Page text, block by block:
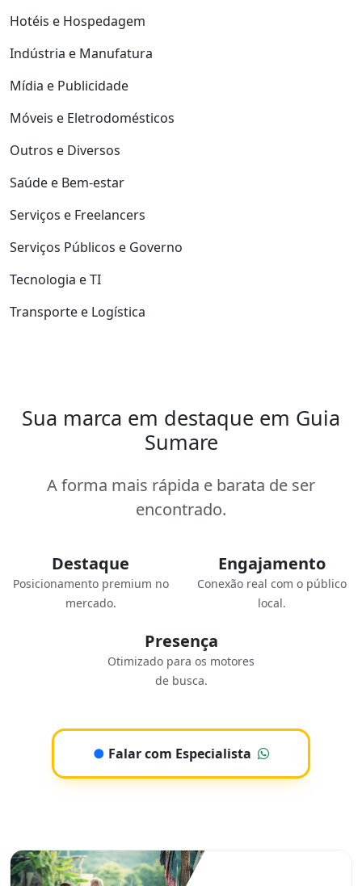
Hotéis e Hospedagem
Indústria e Manufatura
Mídia e Publicidade
Móveis e Eletrodomésticos
Outros e Diversos
Saúde e Bem-estar
Serviços e Freelancers
Serviços Públicos e Governo
Tecnologia e TI
Transporte e Logística
Sua marca em destaque em Guia
Sumare
A forma mais rápida e barata de ser
encontrado.
Destaque
Posicionamento premium no
mercado.
Engajamento
Conexão real com o público
local.
Presença
Otimizado para os motores
de busca.
● Falar com Especialista